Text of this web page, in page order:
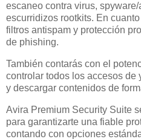
escaneo contra virus,
escurridizos rootkits. En
filtros antispam y protección
de phishing.
También contarás con el
controlar todos los accesos de
y descargar contenidos de
Avira Premium Security Suite
para garantizarte una fiable
contando con opciones